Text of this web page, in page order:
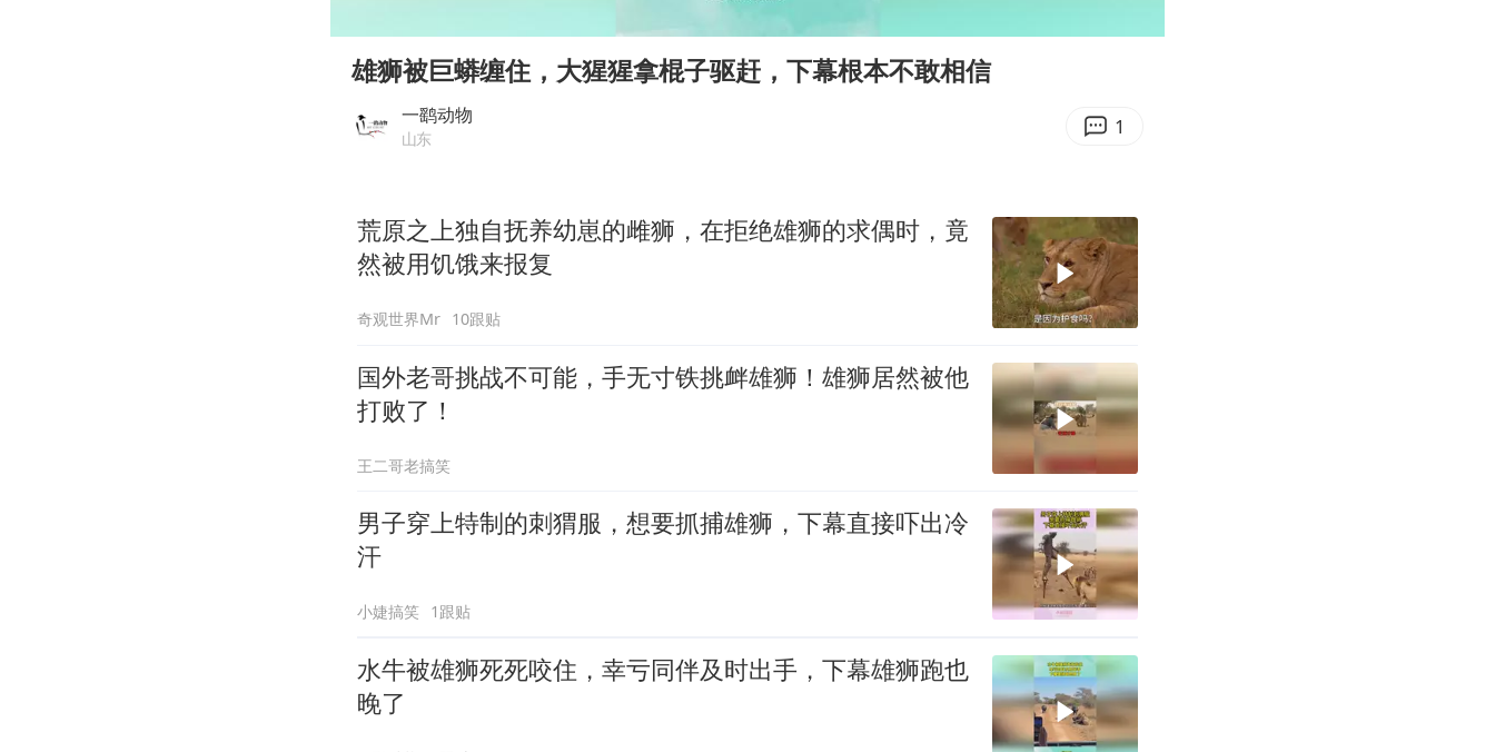
黄金牛市回来了吗
酒店花洒现排泄物住客索赔遭拒
乐享全民健身 共筑健康中国
雄狮被巨蟒缠住，大猩猩拿棍子驱赶，下幕根本不敢相信
一鹞动物
山东 1
荒原之上独自抚养幼崽的雌狮，在拒绝雄狮的求偶时，竟
然被用饥饿来报复
奇观世界Mr 10跟贴
国外老哥挑战不可能，手无寸铁挑衅雄狮！雄狮居然被他
打败了！
王二哥老搞笑
男子穿上特制的刺猬服，想要抓捕雄狮，下幕直接吓出冷
汗
小婕搞笑 1跟贴
水牛被雄狮死死咬住，幸亏同伴及时出手，下幕雄狮跑也
晚了